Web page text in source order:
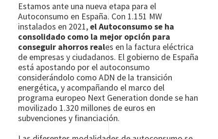
Estamos ante una nueva etapa para el
Autoconsumo en España. Con 1.151 MW
instalados en 2021,el Autoconsumo se ha
consolidado como la mejor opción para
conseguir ahorros reales en la factura eléctrica
de empresas y ciudadanos. El gobierno de España
está apostando por el autoconsumo
considerándolo como ADN de la transición
energética, y acompañando el marco del
programa europeo Next Generation donde se han
movilizado 1.320 millones de euros en
subvenciones y financiación.